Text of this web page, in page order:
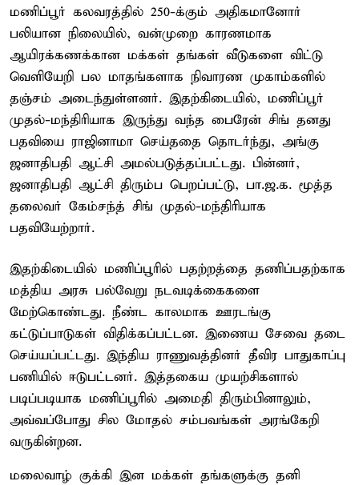
மணிப்பூர் கலவரத்தில் 250-க்கும் அதிகமானோர்
பலியான நிலையில், வன்முறை காரணமாக
ஆயிரக்கணக்கான மக்கள் தங்கள் வீடுகளை விட்டு
வெளியேறி பல மாதங்களாக நிவாரண முகாம்களில்
தஞ்சம் அடைந்துள்ளனர். இதற்கிடையில், மணிப்பூர்
முதல்-மந்திரியாக இருந்து வந்த பைரேன் சிங் தனது
பதவியை ராஜினாமா செய்ததை தொடர்ந்து, அங்கு
ஜனாதிபதி ஆட்சி அமல்படுத்தப்பட்டது. பின்னர்,
ஜனாதிபதி ஆட்சி திரும்ப பெறப்பட்டு, பா.ஜ.க. மூத்த
தலைவர் கேம்சந்த் சிங் முதல்-மந்திரியாக
பதவியேற்றார்.
இதற்கிடையில் மணிப்பூரில் பதற்றத்தை தணிப்பதற்காக
மத்திய அரசு பல்வேறு நடவடிக்கைகளை
மேற்கொண்டது. நீண்ட காலமாக ஊரடங்கு
கட்டுப்பாடுகள் விதிக்கப்பட்டன. இணைய சேவை தடை
செய்யப்பட்டது. இந்திய ராணுவத்தினர் தீவிர பாதுகாப்பு
பணியில் ஈடுபட்டனர். இத்தகைய முயற்சிகளால்
படிப்படியாக மணிப்பூரில் அமைதி திரும்பினாலும்,
அவ்வப்போது சில மோதல் சம்பவங்கள் அரங்கேறி
வருகின்றன.
மலைவாழ் குக்கி இன மக்கள் தங்களுக்கு தனி